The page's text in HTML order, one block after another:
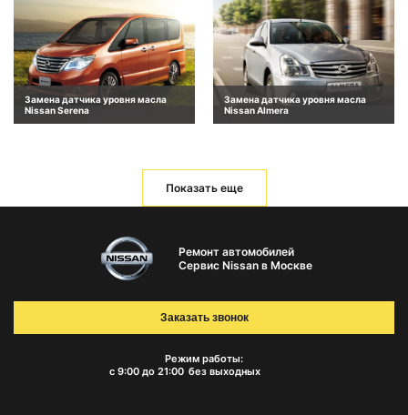
Замена датчика уровня масла
Nissan Serena
Замена датчика уровня масла
Nissan Almera
Показать еще
Ремонт автомобилей
Сервис Nissan в Москве
Режим работы:
с 9:00 до 21:00 без выходных
Заказать звонок